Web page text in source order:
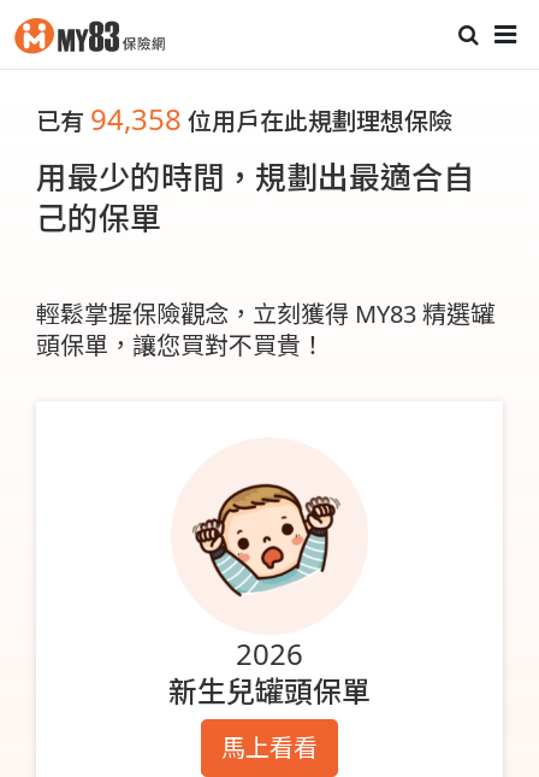
已有 94,358 位用戶在此規劃理想保險
用最少的時間，規劃出最適合自
己的保單
輕鬆掌握保險觀念，立刻獲得 MY83 精選罐
頭保單，讓您買對不買貴！
2026
新生兒罐頭保單
馬上看看